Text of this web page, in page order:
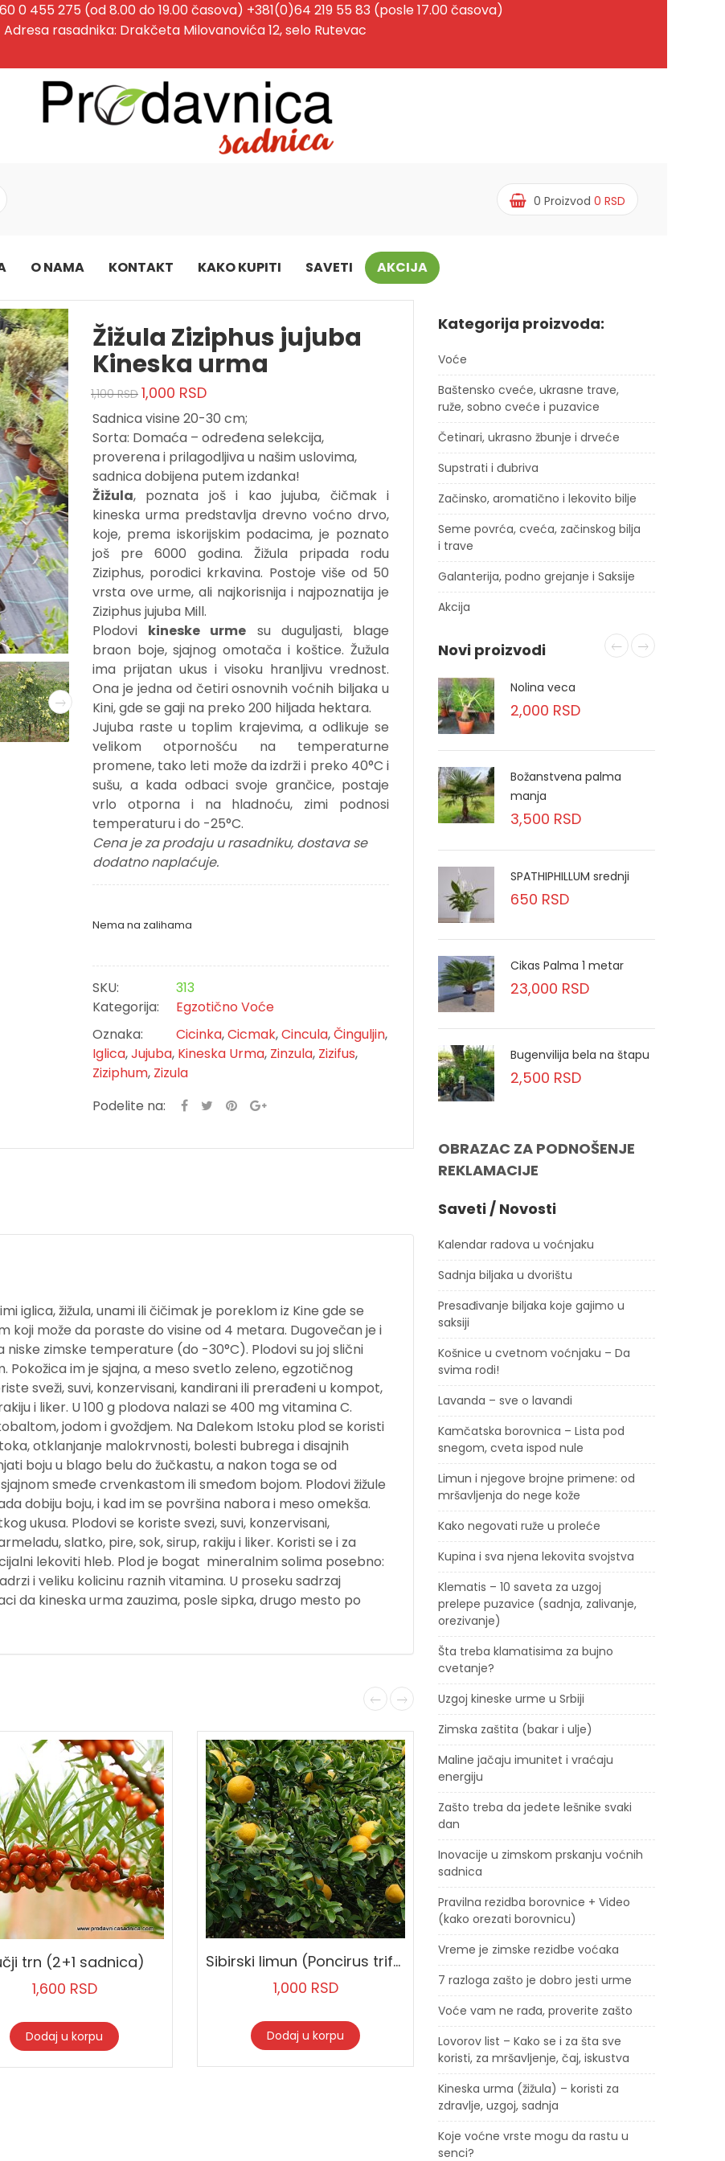
0 455 275 (od 8.00 do 19.00 časova) +381(0)64 219 55 83 (posle 17.00 časova)
Adresa rasadnika: Drakčeta Milovanovića 12, selo Rutevac
0 Proizvod0RSD
O NAMA KONTAKT KAKO KUPITI SAVETI AKCIJA
Žižula Ziziphus jujuba
Kineska urma
1,100RSD
Originalna
cena
je
bila:
1,100 RSD.
1,000 RSD
Trenutna
cena
je:
1,000 RSD.
Sadnica visine 20-30 cm;
Sorta: Domaća – određena selekcija,
proverena i prilagodljiva u našim uslovima,
sadnica dobijena putem izdanka!
Žižula, poznata još i kao jujuba, čičmak i
kineska urma predstavlja drevno voćno drvo,
koje, prema iskorijskim podacima, je poznato
još pre 6000 godina. Žižula pripada rodu
Ziziphus, porodici krkavina. Postoje više od 50
vrsta ove urme, ali najkorisnija i najpoznatija je
Ziziphus jujuba Mill.
Plodovi kineske urme su duguljasti, blage
braon boje, sjajnog omotača i koštice. Žužula
ima prijatan ukus i visoku hranljivu vrednost.
Ona je jedna od četiri osnovnih voćnih biljaka u
Kini, gde se gaji na preko 200 hiljada hektara.
Jujuba raste u toplim krajevima, a odlikuje se
velikom otpornošću na temperaturne
promene, tako leti može da izdrži i preko 40°C i
sušu, a kada odbaci svoje grančice, postaje
vrlo otporna i na hladnoću, zimi podnosi
temperaturu i do -25°C.
Cena je za prodaju u rasadniku, dostava se
dodatno naplaćuje.
Nema na zalihama
SKU:
313
Kategorija:
Egzotično Voće
Oznaka:
Cicinka,Cicmak,Cincula,Činguljin,
Iglica,Jujuba, Kineska Urma, Zinzula, Zizifus,
Ziziphum, Zizula
Podelite na:
iglica,žižula, unami ili čičimak je poreklom iz Kine gde se
koji može da poraste do visine od 4 metara. Dugovečan je i
niske zimske temperature (do -30°C). Plodovi su joj slični
Pokožica im je sjajna, a meso svetlo zeleno, egzotičnog
sveži, suvi, konzervisani, kandirani ili prerađeni u kompot,
i liker. U 100 g plodova nalazi se 400 mg vitamina C.
jodom i gvoždjem. Na Dalekom Istoku plod se koristi
otklanjanje malokrvnosti, bolesti bubrega i disajnih
boju u blago belu do žučkastu, a nakon toga se od
smeđe crvenkastom ili smeđom bojom. Plodovi žižule
dobiju boju, i kad im se površina nabora i meso omekša.
ukusa. Plodovi se koriste svezi, suvi, konzervisani,
slatko, pire, sok, sirup, rakiju i liker. Koristi se i za
lekoviti hleb. Plod je bogat mineralnim solima posebno:
i veliku kolicinu raznih vitamina. U proseku sadrzaj
da kineska urma zauzima, posle sipka, drugo mesto po
trn (2+1 sadnica)
1,600 RSD
Dodaj u korpu
Sibirski limun (Poncirus trifoliata)
1,000 RSD
Dodaj u korpu
Pistaci 2+1 sadnica
4,500RSD
Dodaj u korpu
Kategorija proizvoda:
Voće
Baštensko cveće, ukrasne trave,
ruže, sobno cveće i puzavice
Četinari, ukrasno žbunje i drveće
Supstrati i đubriva
Začinsko, aromatično i lekovito bilje
Seme povrća, cveća, začinskog bilja
i trave
Galanterija, podno grejanje i Saksije
Akcija
Novi proizvodi
Nolina veca
2,000 RSD
Božanstvena palma
manja
3,500 RSD
SPATHIPHILLUM srednji
650 RSD
Cikas Palma 1 metar
23,000 RSD
Bugenvilija bela na štapu
2,500 RSD
OBRAZAC ZA PODNOŠENJE
REKLAMACIJE
Saveti / Novosti
Kalendar radova u voćnjaku
Sadnja biljaka u dvorištu
Presađivanje biljaka koje gajimo u
saksiji
Košnice u cvetnom voćnjaku – Da
svima rodi!
Lavanda – sve o lavandi
Kamčatska borovnica – Lista pod
snegom, cveta ispod nule
Limun i njegove brojne primene: od
mršavljenja do nege kože
Kako negovati ruže u proleće
Kupina i sva njena lekovita svojstva
Klematis – 10 saveta za uzgoj
prelepe puzavice (sadnja, zalivanje,
orezivanje)
Šta treba klamatisima za bujno
cvetanje?
Uzgoj kineske urme u Srbiji
Zimska zaštita (bakar i ulje)
Maline jačaju imunitet i vraćaju
energiju
Zašto treba da jedete lešnike svaki
dan
Inovacije u zimskom prskanju voćnih
sadnica
Pravilna rezidba borovnice + Video
(kako orezati borovnicu)
Vreme je zimske rezidbe voćaka
7 razloga zašto je dobro jesti urme
Voće vam ne rađa, proverite zašto
Lovorov list – Kako se i za šta sve
koristi, za mršavljenje, čaj, iskustva
Kineska urma (žižula) – koristi za
zdravlje, uzgoj, sadnja
Koje voćne vrste mogu da rastu u
senci?